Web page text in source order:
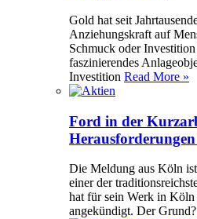
Gold hat seit
Anziehungskraft auf
Schmuck oder
faszinierendes
Investition Read More »
Ford in der
Die Meldung aus Köln
einer der
hat für sein Werk in
angekündigt. Der